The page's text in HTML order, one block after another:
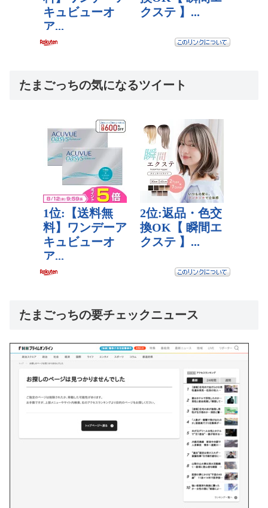
たまごっちの気になるツイート
たまごっちの要チェックニュース